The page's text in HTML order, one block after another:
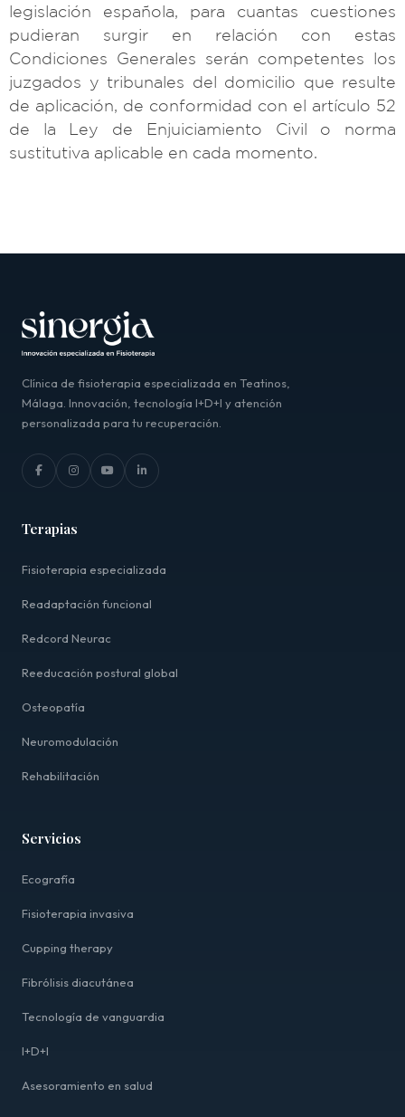
legislación española, para cuantas cuestiones
pudieran surgir en relación con estas
Condiciones Generales serán competentes los
juzgados y tribunales del domicilio que resulte
de aplicación, de conformidad con el artículo 52
de la Ley de Enjuiciamiento Civil o norma
sustitutiva aplicable en cada momento.
Clínica de fisioterapia especializada en Teatinos,
Málaga. Innovación, tecnología I+D+I y atención
personalizada para tu recuperación.
Terapias
Fisioterapia especializada
Readaptación funcional
Redcord Neurac
Reeducación postural global
Osteopatía
Neuromodulación
Rehabilitación
Servicios
Ecografía
Fisioterapia invasiva
Cupping therapy
Fibrólisis diacutánea
Tecnología de vanguardia
I+D+I
Asesoramiento en salud